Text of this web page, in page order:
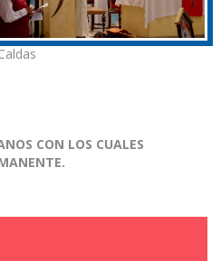
CON LOS CUALES